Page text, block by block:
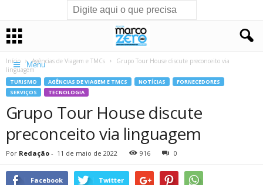
Menu
Início Agências de Viagem e TMCs
Grupo Tour House discute preconceito via
linguagem
TURISMO AGÊNCIAS DE VIAGEM E TMCS NOTÍCIAS
FORNECEDORES
SERVIÇOS
TECNOLOGIA
Grupo Tour House discute
preconceito via linguagem
Por Redação - 11 de maio de 2022 916 0
Facebook Twitter